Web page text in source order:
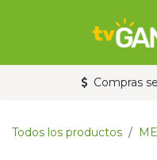
Compras
Todos los productos